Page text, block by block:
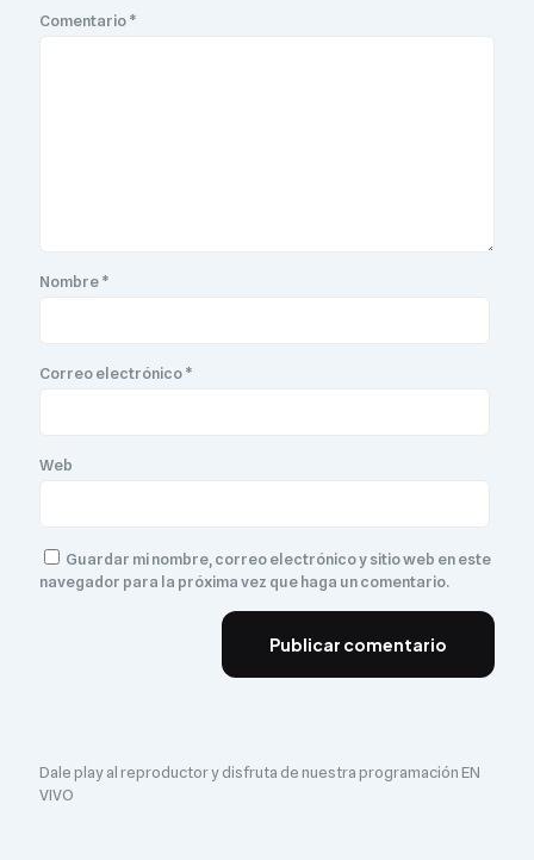
Comentario*
Nombre*
Correo electrónico*
Web
Guardar mi nombre, correo electrónico y sitio web en este
navegador para la próxima vez que haga un comentario.
Dale play al reproductor y disfruta de nuestra programación EN
VIVO